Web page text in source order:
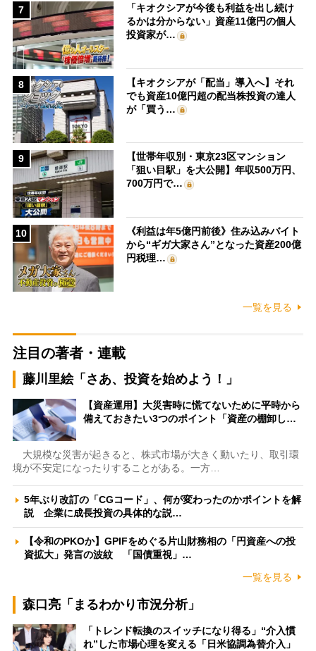
7
「キオクシアが今後も利益を出し続け
るかは分からない」資産11億円の個人
投資家が…
8
【キオクシアが「配当」導入へ】それ
でも資産10億円超の配当株投資の達人
が「買う…
9
【世帯年収別・東京23区マンション
「狙い目駅」を大公開】年収500万円、
700万円で…
10
《利益は年5億円前後》住み込みバイト
から“ギガ大家さん”となった資産200億
円税理…
一覧を見る
注目の著者・連載
藤川里絵「さあ、投資を始めよう！」
【資産運用】大災害時に慌てないために平時から
備えておきたい3つのポイント「資産の棚卸し…
大規模な災害が起きると、株式市場が大きく動いたり、取引環
境が不安定になったりすることがある。一方…
5年ぶり改訂の「CGコード」、何が変わったのかポイントを解
説 企業に成長投資の具体的な説…
【令和のPKOか】GPIFをめぐる片山財務相の「円資産への投
資拡大」発言の波紋 「国債重視」…
一覧を見る
森口亮「まるわかり市況分析」
「トレンド転換のスイッチになり得る」“介入慣
れ”した市場心理を変える「日米協調為替介入」